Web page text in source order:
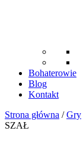
Bohaterowie
Blog
Kontakt
Strona główna /Gry
SZAŁ